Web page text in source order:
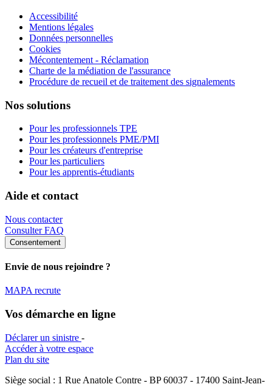
Accessibilité
Mentions légales
Données personnelles
Cookies
Mécontentement - Réclamation
Charte de la médiation de l'assurance
Procédure de recueil et de traitement des signalements
Nos solutions
Pour les professionnels TPE
Pour les professionnels PME/PMI
Pour les créateurs d'entreprise
Pour les particuliers
Pour les apprentis-étudiants
Aide et contact
Nous contacter
Consulter FAQ
Consentement
Envie de nous rejoindre ?
MAPA recrute
Vos démarche en ligne
Déclarer un sinistre -
Accéder à votre espace
Plan du site
Siège social : 1 Rue Anatole Contre - BP 60037 - 17400 Saint-Jean-